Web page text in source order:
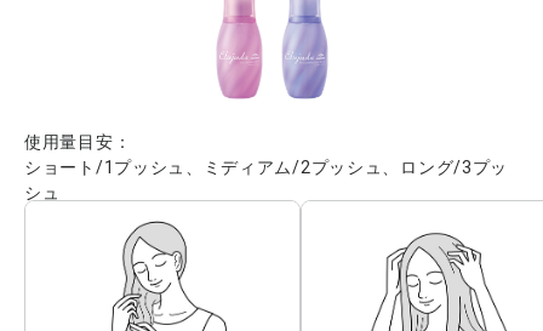
使用量目安：
ショート/1プッシュ、ミディアム/2プッシュ、ロング/3プッ
シュ